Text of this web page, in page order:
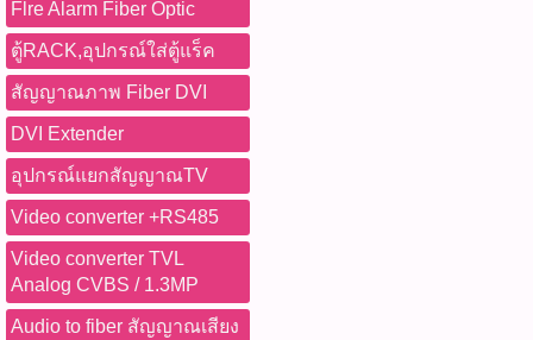
Flre Alarm Fiber Optic
ตู้RACK,อุปกรณ์ใส่ตู้แร็ค
สัญญาณภาพ Fiber DVI
DVI Extender
อุปกรณ์แยกสัญญาณTV
Video converter +RS485
Video converter TVL
Analog CVBS / 1.3MP
Audio to fiber สัญญาณเสียง